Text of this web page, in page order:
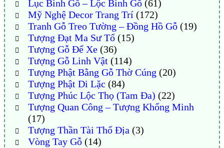
Lục Bình Gỗ – Lộc Bình Gỗ(61)
Mỹ Nghệ Decor Trang Trí(172)
Tranh Gỗ Treo Tường – Đồng Hồ Gỗ(19)
Tượng Đạt Ma Sư Tổ(15)
Tượng Gỗ Để Xe(36)
Tượng Gỗ Linh Vật(114)
Tượng Phật Bằng Gỗ Thờ Cúng (20)
Tượng Phật Di Lặc (84)
Tượng Phúc Lộc Thọ (Tam Đa) (22)
Tượng Quan Công – Tượng Khổng Minh
(17)
Tượng Thần Tài Thổ Địa (3)
Vòng Tay Gỗ(14)